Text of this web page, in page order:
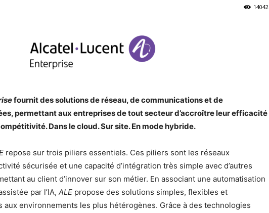
14042
fournit des solutions de réseau, de communications et de
permettant aux entreprises de tout secteur d’accroître leur efficacité
Dans le cloud. Sur site. En mode hybride.
repose sur trois piliers essentiels. Ces piliers sont les réseaux
sécurisée et une capacité d’intégration très simple avec d’autres
au client d’innover sur son métier. En associant une automatisation
par l’IA, ALE propose des solutions simples, flexibles et
aux environnements les plus hétérogènes. Grâce à des technologies